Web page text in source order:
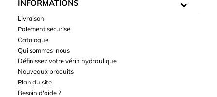
INFORMATIONS
Livraison
Paiement sécurisé
Catalogue
Qui sommes-nous
Définissez votre vérin hydraulique
Nouveaux produits
Plan du site
Besoin d'aide ?